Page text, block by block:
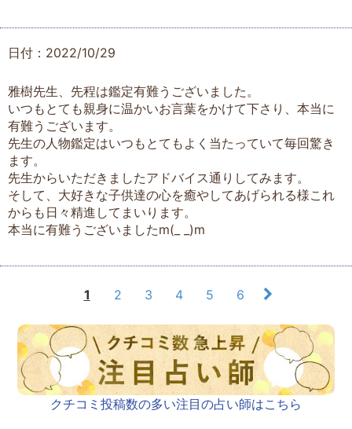
日付：2022/10/29
雅樹先生、先程は鑑定有難うございました。
いつもとても親身に温かいお言葉をかけて下さり、本当に
有難うございます。
先生の人物鑑定はいつもとてもよく当たっていて毎回驚き
ます。
先生からいただきましたアドバイス通りしてみます。
そして、大好きな子供達の心を癒やしてあげられる様これ
からも日々精進してまいります。
本当に有難うございましたm(_ _)m
1 2 3 4 5 6
クチコミ投稿数の多い注目の占い師はこちら